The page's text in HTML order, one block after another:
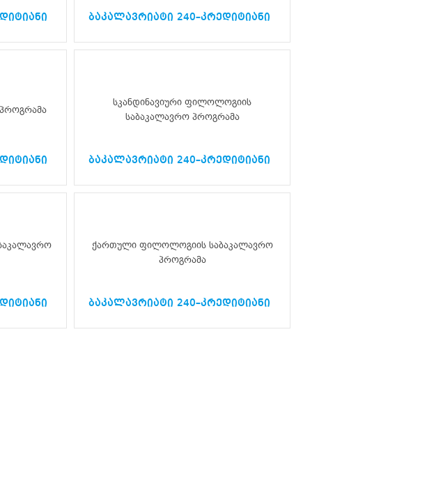
ბაკალავრიატი 240–კრედიტიანი
სკანდინავიური ფილოლოგიის
საბაკალავრო პროგრამა
ბაკალავრიატი 240–კრედიტიანი
ქართული ფილოლოგიის საბაკალავრო
პროგრამა
ბაკალავრიატი 240–კრედიტიანი